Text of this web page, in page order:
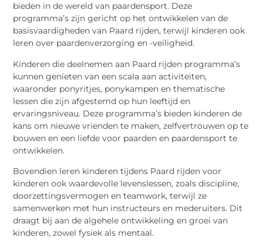
bieden in de wereld van paardensport. Deze
programma’s zijn gericht op het ontwikkelen van de
basisvaardigheden van Paard rijden, terwijl kinderen ook
leren over paardenverzorging en -veiligheid.
Kinderen die deelnemen aan Paard rijden programma’s
kunnen genieten van een scala aan activiteiten,
waaronder ponyritjes, ponykampen en thematische
lessen die zijn afgestemd op hun leeftijd en
ervaringsniveau. Deze programma’s bieden kinderen de
kans om nieuwe vrienden te maken, zelfvertrouwen op te
bouwen en een liefde voor paarden en paardensport te
ontwikkelen.
Bovendien leren kinderen tijdens Paard rijden voor
kinderen ook waardevolle levenslessen, zoals discipline,
doorzettingsvermogen en teamwork, terwijl ze
samenwerken met hun instructeurs en mederuiters. Dit
draagt bij aan de algehele ontwikkeling en groei van
kinderen, zowel fysiek als mentaal.